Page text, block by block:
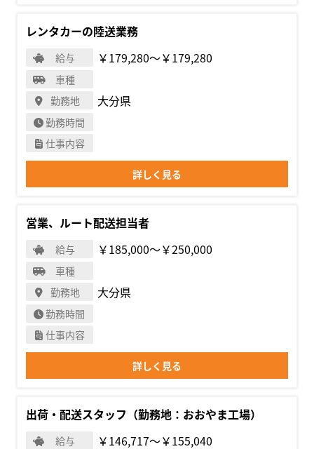
レンタカーの陸送業務
給与 ￥179,280〜￥179,280
車種
勤務地
大分県
勤務時間
仕事内容
詳しく見る
営業、ルート配送担当者
給与 ￥185,000〜￥250,000
車種
勤務地
大分県
勤務時間
仕事内容
詳しく見る
出荷・配送スタッフ（勤務地：おおやま工場）
給与 ￥146,717〜￥155,040